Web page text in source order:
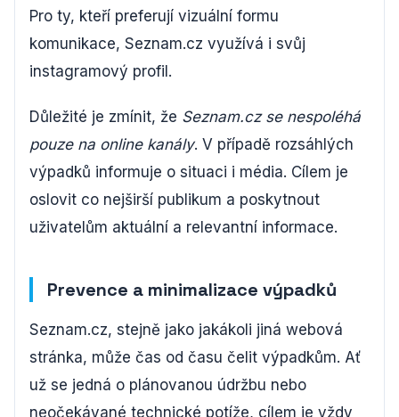
Pro ty, kteří preferují vizuální formu
komunikace, Seznam.cz využívá i svůj
instagramový profil.
Důležité je zmínit, že Seznam.cz se nespoléhá
pouze na online kanály. V případě rozsáhlých
výpadků informuje o situaci i média. Cílem je
oslovit co nejširší publikum a poskytnout
uživatelům aktuální a relevantní informace.
Prevence a minimalizace výpadků
Seznam.cz, stejně jako jakákoli jiná webová
stránka, může čas od času čelit výpadkům. Ať
už se jedná o plánovanou údržbu nebo
neočekávané technické potíže, cílem je vždy